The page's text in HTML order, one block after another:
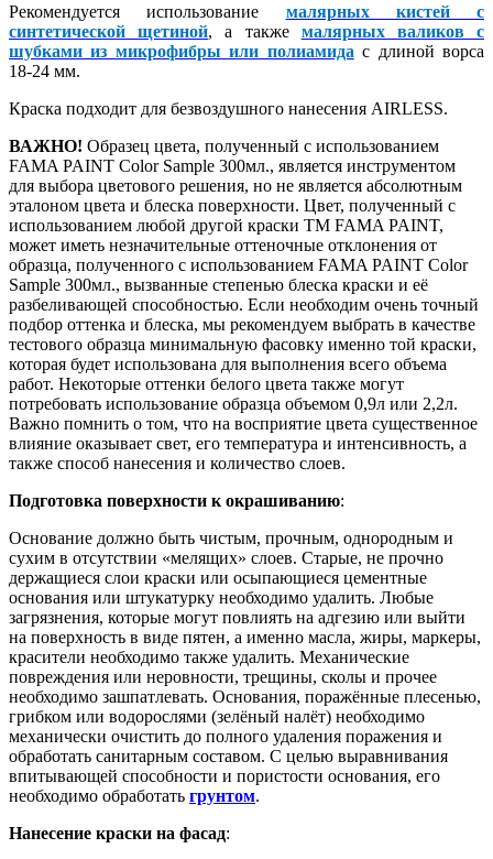
Рекомендуется использование малярных кистей с
синтетической щетиной, а также малярных валиков с
шубками из микрофибры или полиамида с длиной ворса
18-24 мм.
Краска подходит для безвоздушного нанесения AIRLESS.
ВАЖНО! Образец цвета, полученный с использованием
FAMA PAINT Color Sample 300мл., является инструментом
для выбора цветового решения, но не является абсолютным
эталоном цвета и блеска поверхности. Цвет, полученный с
использованием любой другой краски ТМ FAMA PAINT,
может иметь незначительные оттеночные отклонения от
образца, полученного с использованием FAMA PAINT Color
Sample 300мл., вызванные степенью блеска краски и её
разбеливающей способностью. Если необходим очень точный
подбор оттенка и блеска, мы рекомендуем выбрать в качестве
тестового образца минимальную фасовку именно той краски,
которая будет использована для выполнения всего объема
работ. Некоторые оттенки белого цвета также могут
потребовать использование образца объемом 0,9л или 2,2л.
Важно помнить о том, что на восприятие цвета существенное
влияние оказывает свет, его температура и интенсивность, а
также способ нанесения и количество слоев.
Подготовка поверхности к окрашиванию:
Основание должно быть чистым, прочным, однородным и
сухим в отсутствии «мелящих» слоев. Старые, не прочно
держащиеся слои краски или осыпающиеся цементные
основания или штукатурку необходимо удалить. Любые
загрязнения, которые могут повлиять на адгезию или выйти
на поверхность в виде пятен, а именно масла, жиры, маркеры,
красители необходимо также удалить. Механические
повреждения или неровности, трещины, сколы и прочее
необходимо зашпатлевать. Основания, поражённые плесенью,
грибком или водорослями (зелёный налёт) необходимо
механически очистить до полного удаления поражения и
обработать санитарным составом. С целью выравнивания
впитывающей способности и пористости основания, его
необходимо обработать грунтом.
Нанесение краски на фасад: